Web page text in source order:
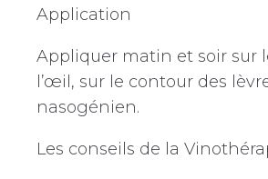
Application
Appliquer matin et soir sur
l’œil, sur le contour des
nasogénien.
Les conseils de la